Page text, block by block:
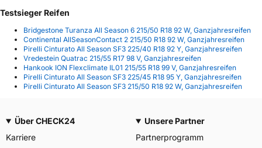
Testsieger Reifen
Bridgestone Turanza All Season 6 215/50 R18 92 W, Ganzjahresreifen
Continental AllSeasonContact 2 215/50 R18 92 W, Ganzjahresreifen
Pirelli Cinturato All Season SF3 225/40 R18 92 Y, Ganzjahresreifen
Vredestein Quatrac 215/55 R17 98 V, Ganzjahresreifen
Hankook ION Flexclimate IL01 215/55 R18 99 V, Ganzjahresreifen
Pirelli Cinturato All Season SF3 225/45 R18 95 Y, Ganzjahresreifen
Pirelli Cinturato All Season SF3 215/50 R18 92 W, Ganzjahresreifen
Über CHECK24
Karriere
Unsere Partner
Partnerprogramm